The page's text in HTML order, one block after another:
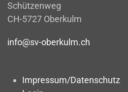
Schützenweg
CH-5727 Oberkulm
info@sv-oberkulm.ch
Impressum/Datenschutz